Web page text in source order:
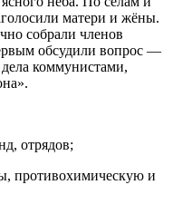
матери и жёны.
собрали членов
обсудили вопрос —
коммунистами,
отрядов;
противохимическую и